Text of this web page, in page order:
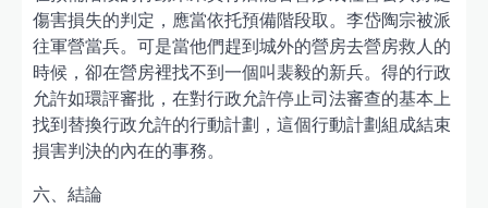
傷害損失的判定，應當依托預備階段取。李岱陶宗被派
往軍營當兵。可是當他們趕到城外的營房去營房救人的
時候，卻在營房裡找不到一個叫裴毅的新兵。得的行政
允許如環評審批，在對行政允許停止司法審查的基本上
找到替換行政允許的行動計劃，這個行動計劃組成結束
損害判決的內在的事務。
六、結論